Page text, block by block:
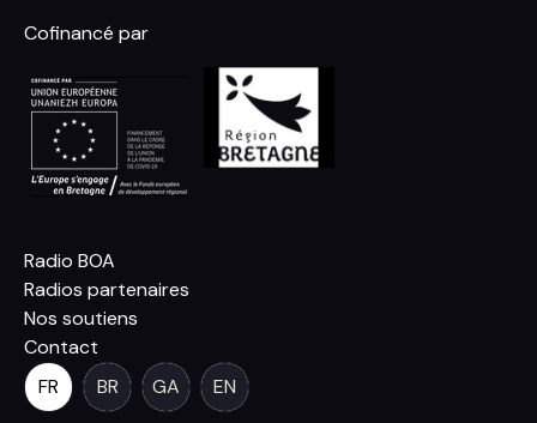
Cofinancé par
Radio BOA
Radios partenaires
Nos soutiens
Contact
FR
BR GA EN